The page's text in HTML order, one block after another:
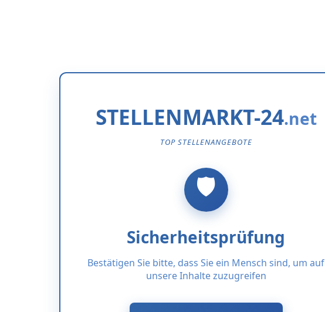
STELLENMARKT-24
TOP STELLENANGEBOTE
Sicherheitsprüfung
Bestätigen Sie bitte, dass Sie ein Mensch sind, um auf
unsere Inhalte zuzugreifen